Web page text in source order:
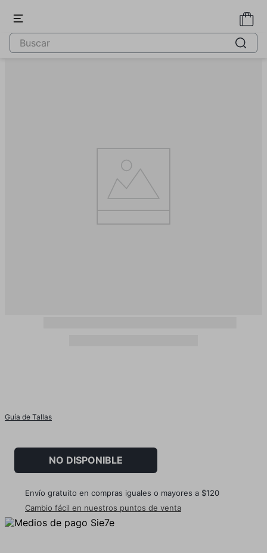
Guía de Tallas
NO DISPONIBLE
Envío gratuito en compras iguales o mayores a $120
Cambio fácil en nuestros puntos de venta